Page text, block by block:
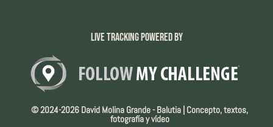
Live tracking powered by
© 2024-2026 David Molina Grande - Balutia | Concepto, textos,
fotografía y vídeo